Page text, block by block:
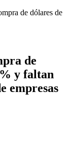
de dólares de
de
y faltan
empresas